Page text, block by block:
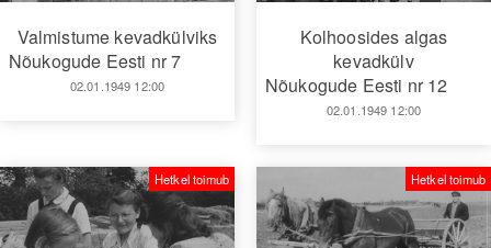
Valmistume kevadkülviks
Nõukogude Eesti nr 7
02.01.1949 12:00
Kolhoosides algas
kevadkülv
Nõukogude Eesti nr 12
02.01.1949 12:00
Hetkel toimub Hetkel toimub